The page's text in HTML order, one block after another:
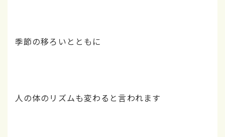
季節の移ろいとともに
人の体のリズムも変わると言われます